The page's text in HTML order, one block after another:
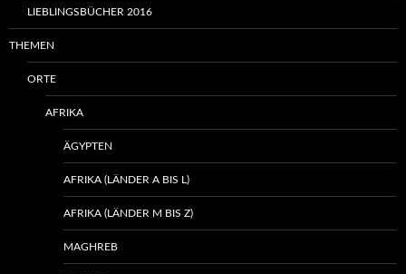
LIEBLINGSBÜCHER 2016
THEMEN
ORTE
AFRIKA
ÄGYPTEN
AFRIKA (LÄNDER A BIS L)
AFRIKA (LÄNDER M BIS Z)
MAGHREB